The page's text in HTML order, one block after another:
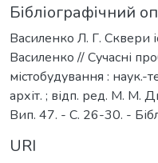
Бібліографічний
Василенко Л. Г. Сквери
Василенко // Сучасні
містобудування : наук.-
архіт. ; відп. ред. М. М.
Вип. 47. - С. 26-30. -
URI